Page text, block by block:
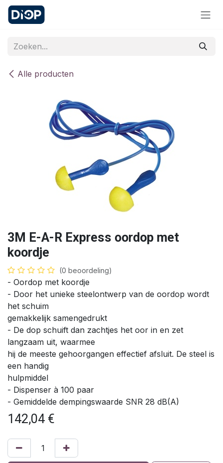
Overslaan naar inhoud
Alle producten
3M E-A-R Express oordop met
koordje
(0 beoordeling)
- Oordop met koordje
- Door het unieke steelontwerp van de oordop wordt
het schuim
gemakkelijk samengedrukt
- De dop schuift dan zachtjes het oor in en zet
langzaam uit, waarmee
hij de meeste gehoorgangen effectief afsluit. De steel is
een handig
hulpmiddel
- Dispenser à 100 paar
- Gemiddelde dempingswaarde SNR 28 dB(A)
142,04 €